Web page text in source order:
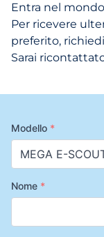
Entra nel
Per ricevere
preferito,
Sarai
Modello *
Nome *